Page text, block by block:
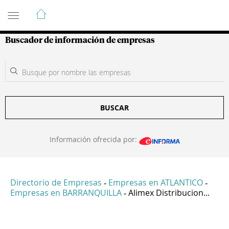
Guía de Empresas Colombianas
Buscador de información de empresas
BUSCAR
Información ofrecida por:
Directorio de Empresas - Empresas en ATLANTICO -
Empresas en BARRANQUILLA - Alimex Distribucion...